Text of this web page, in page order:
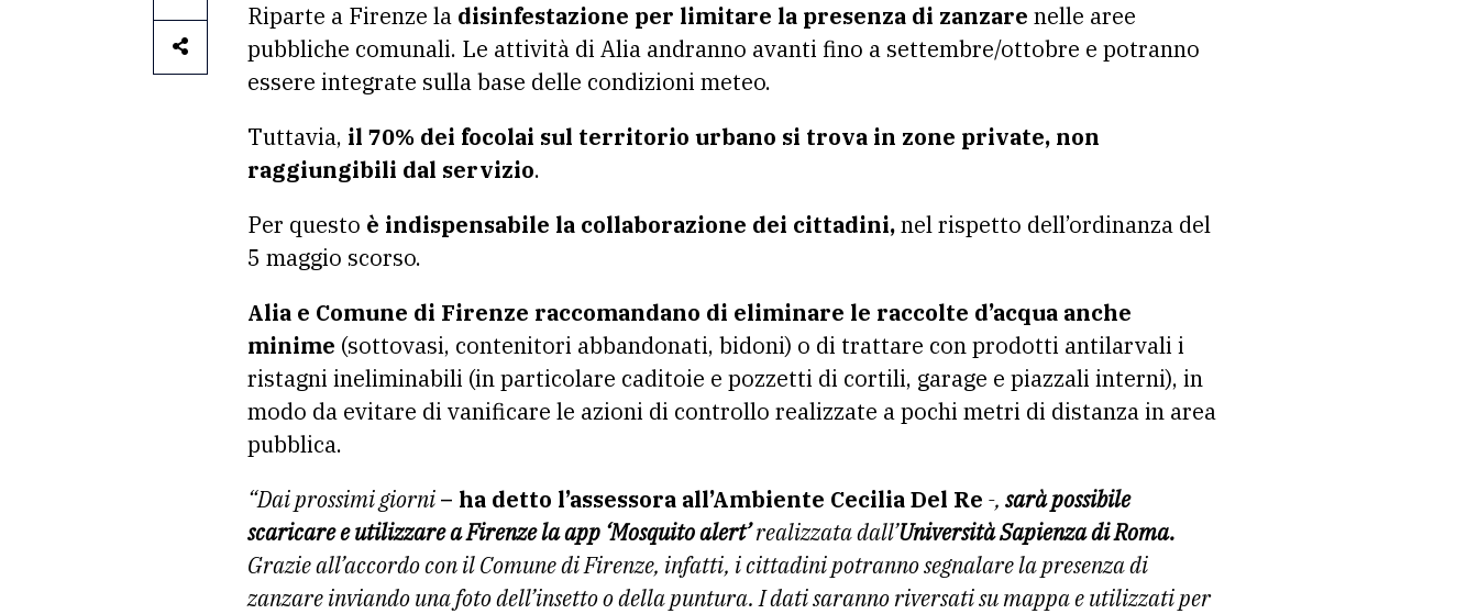
Riparte a Firenze la disinfestazione per limitare la presenza di zanzare nelle aree
pubbliche comunali. Le attività di Alia andranno avanti fino a settembre/ottobre e potranno
essere integrate sulla base delle condizioni meteo.
Tuttavia, il 70% dei focolai sul territorio urbano si trova in zone private, non
raggiungibili dal servizio.
Per questo è indispensabile la collaborazione dei cittadini,nel rispetto dell’ordinanza del
5 maggio scorso.
Alia e Comune di Firenze raccomandano di eliminare le raccolte d’acqua anche
minime (sottovasi, contenitori abbandonati, bidoni) o di trattare con prodotti antilarvali i
ristagni ineliminabili (in particolare caditoie e pozzetti di cortili, garage e piazzali interni), in
modo da evitare di vanificare le azioni di controllo realizzate a pochi metri di distanza in area
pubblica.
“Dai prossimi giorni– ha detto l’assessora all’Ambiente Cecilia Del Re -, sarà possibile
scaricare e utilizzare a Firenze la app ‘Mosquito alert’realizzata dall’Università Sapienza di Roma.
Grazie all’accordo con il Comune di Firenze, infatti, i cittadini potranno segnalare la presenza di
zanzare inviando una foto dell’insetto o della puntura. I dati saranno riversati su mappa e utilizzati per